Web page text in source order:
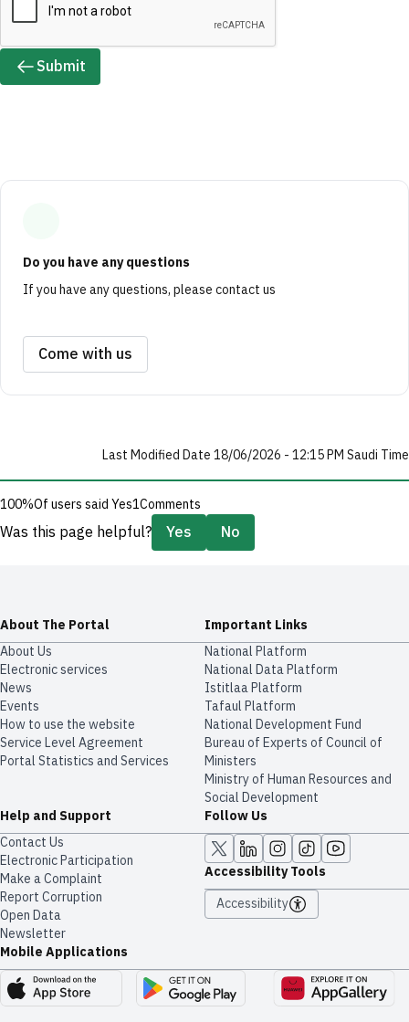
Submit
Do you have any questions
If you have any questions, please contact us
Come with us
Last Modified Date 18/06/2026 - 12:15 PM Saudi Time
100%Of users said Yes1Comments
Was this page helpful? Yes No
About The Portal
About Us
Electronic services
News
Events
How to use the website
Service Level Agreement
Portal Statistics and Services
Important Links
National Platform
National Data Platform
​​Istitlaa Platform
Tafaul Platform
National Development Fund
Bureau of Experts of Council of
Ministers
Ministry of Human Resources and
Social Development
Help and Support
Contact Us
Electronic Participation
Make a Complaint
Report Corruption
Open Data
Newsletter
Follow Us
Accessibility Tools
Accessibility
Mobile Applications